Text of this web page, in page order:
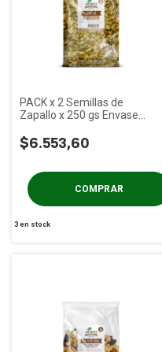
PACK x 2 Semillas de
Zapallo x 250 gs Envase
$6.553,60
3en stock